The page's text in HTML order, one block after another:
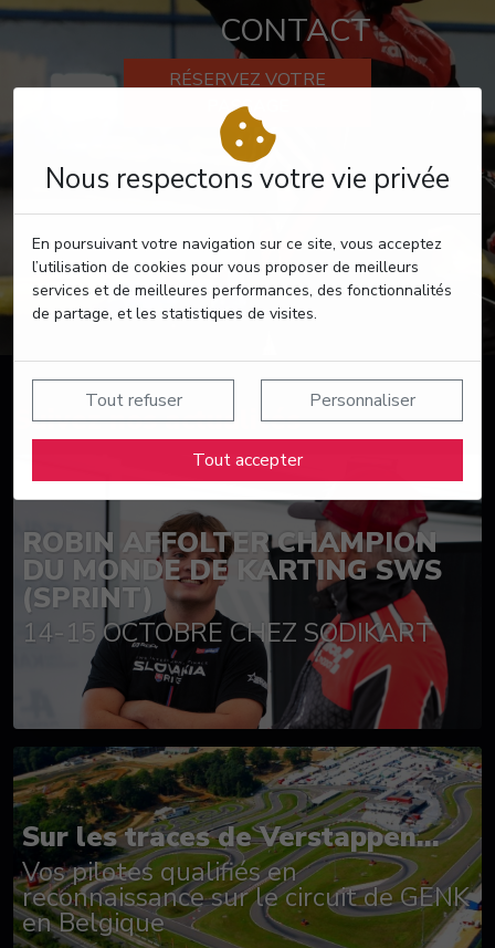
Nous respectons votre vie privée
En poursuivant votre navigation sur ce site, vous acceptez
l’utilisation de cookies pour vous proposer de meilleurs
services et de meilleures performances, des fonctionnalités
de partage, et les statistiques de visites.
Tout refuser Personnaliser
Tout accepter
CONTACT
RÉSERVEZ VOTRE
PASSAGE
Suivez nos actualités
ROBIN AFFOLTER CHAMPION
DU MONDE DE KARTING SWS
(SPRINT)
14-15 OCTOBRE CHEZ SODIKART
Sur les traces de Verstappen...
Vos pilotes qualifiés en
reconnaissance sur le circuit de GENK
en Belgique